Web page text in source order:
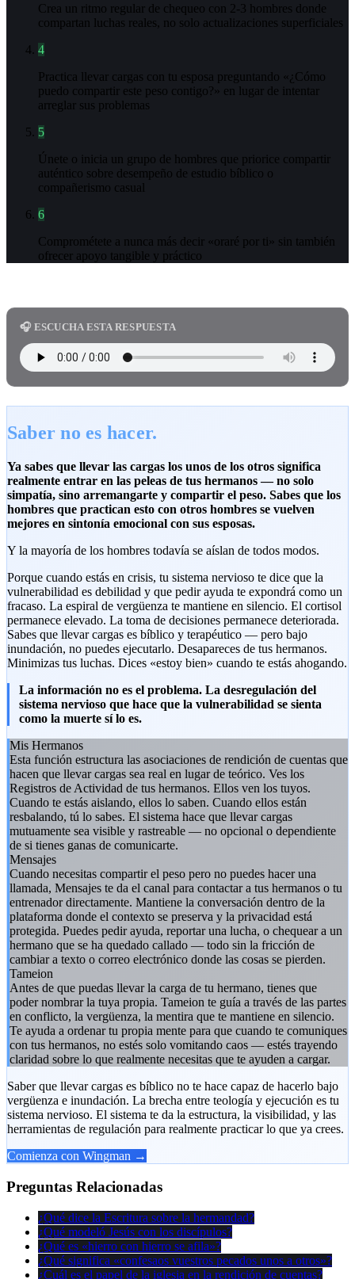
Crea un ritmo regular de chequeo con 2-3 hombres donde
compartan luchas reales, no solo actualizaciones superficiales
4
Practica llevar cargas con tu esposa preguntando «¿Cómo
puedo compartir este peso contigo?» en lugar de intentar
arreglar sus problemas
5
Únete o inicia un grupo de hombres que priorice compartir
auténtico sobre desempeño de estudio bíblico o
compañerismo casual
6
Comprométete a nunca más decir «oraré por ti» sin también
ofrecer apoyo tangible y práctico
🎧 ESCUCHA ESTA RESPUESTA
Saber no es hacer.
Ya sabes que llevar las cargas los unos de los otros significa
realmente entrar en las peleas de tus hermanos — no solo
simpatía, sino arremangarte y compartir el peso. Sabes que los
hombres que practican esto con otros hombres se vuelven
mejores en sintonía emocional con sus esposas.
Y la mayoría de los hombres todavía se aíslan de todos modos.
Porque cuando estás en crisis, tu sistema nervioso te dice que la
vulnerabilidad es debilidad y que pedir ayuda te expondrá como un
fracaso. La espiral de vergüenza te mantiene en silencio. El cortisol
permanece elevado. La toma de decisiones permanece deteriorada.
Sabes que llevar cargas es bíblico y terapéutico — pero bajo
inundación, no puedes ejecutarlo. Desapareces de tus hermanos.
Minimizas tus luchas. Dices «estoy bien» cuando te estás ahogando.
La información no es el problema. La desregulación del
sistema nervioso que hace que la vulnerabilidad se sienta
como la muerte sí lo es.
Mis Hermanos
Esta función estructura las asociaciones de rendición de cuentas que
hacen que llevar cargas sea real en lugar de teórico. Ves los
Registros de Actividad de tus hermanos. Ellos ven los tuyos.
Cuando te estás aislando, ellos lo saben. Cuando ellos están
resbalando, tú lo sabes. El sistema hace que llevar cargas
mutuamente sea visible y rastreable — no opcional o dependiente
de si tienes ganas de comunicarte.
Mensajes
Cuando necesitas compartir el peso pero no puedes hacer una
llamada, Mensajes te da el canal para contactar a tus hermanos o tu
entrenador directamente. Mantiene la conversación dentro de la
plataforma donde el contexto se preserva y la privacidad está
protegida. Puedes pedir ayuda, reportar una lucha, o chequear a un
hermano que se ha quedado callado — todo sin la fricción de
cambiar a texto o correo electrónico donde las cosas se pierden.
Tameion
Antes de que puedas llevar la carga de tu hermano, tienes que
poder nombrar la tuya propia. Tameion te guía a través de las partes
en conflicto, la vergüenza, la mentira que te mantiene en silencio.
Te ayuda a ordenar tu propia mente para que cuando te comuniques
con tus hermanos, no estés solo vomitando caos — estés trayendo
claridad sobre lo que realmente necesitas que te ayuden a cargar.
Saber que llevar cargas es bíblico no te hace capaz de hacerlo bajo
vergüenza e inundación. La brecha entre teología y ejecución es tu
sistema nervioso. El sistema te da la estructura, la visibilidad, y las
herramientas de regulación para realmente practicar lo que ya crees.
Comienza con Wingman →
Preguntas Relacionadas
¿Qué dice la Escritura sobre la hermandad?
¿Qué modeló Jesús con los discípulos?
¿Qué es «hierro con hierro se afila»?
¿Qué significa «confesaos vuestros pecados unos a otros»?
¿Cuál es el papel de la iglesia en la rendición de cuentas?